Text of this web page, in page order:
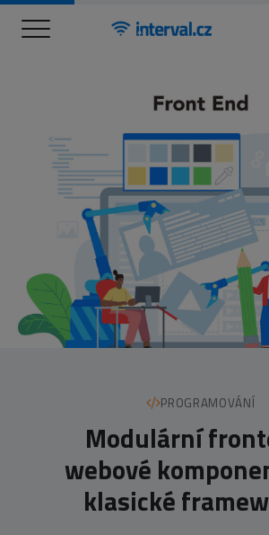
Menu
PROGRAMOVÁNÍ
Modulární
webové
klasické